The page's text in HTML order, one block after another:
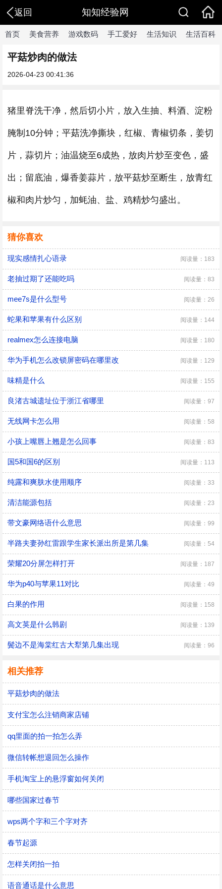
返回 知知经验网
首页 美食营养 游戏数码 手工爱好 生活知识 生活百科
平菇炒肉的做法
2026-04-23 00:41:36
猪里脊洗干净，然后切小片，放入生抽、料酒、淀粉
腌制10分钟；平菇洗净撕块，红椒、青椒切条，姜切
片，蒜切片；油温烧至6成热，放肉片炒至变色，盛
出；留底油，爆香姜蒜片，放平菇炒至断生，放青红
椒和肉片炒匀，加蚝油、盐、鸡精炒匀盛出。
猜你喜欢
现实感情扎心语录 阅读量：183
老抽过期了还能吃吗 阅读量：83
mee7s是什么型号 阅读量：26
蛇果和苹果有什么区别 阅读量：144
realmex怎么连接电脑 阅读量：180
华为手机怎么改锁屏密码在哪里改 阅读量：129
味精是什么 阅读量：155
良渚古城遗址位于浙江省哪里 阅读量：97
无线网卡怎么用 阅读量：58
小孩上嘴唇上翘是怎么回事 阅读量：83
国5和国6的区别 阅读量：113
纯露和爽肤水使用顺序 阅读量：33
清洁能源包括 阅读量：23
带文豪网络语什么意思 阅读量：99
半路夫妻孙红雷跟学生家长派出所是第几集 阅读量：54
荣耀20分屏怎样打开 阅读量：187
华为p40与苹果11对比 阅读量：49
白果的作用 阅读量：158
高文英是什么韩剧 阅读量：139
鬓边不是海棠红古大犁第几集出现 阅读量：96
相关推荐
平菇炒肉的做法
支付宝怎么注销商家店铺
qq里面的拍一拍怎么弄
微信转帐想退回怎么操作
手机淘宝上的悬浮窗如何关闭
哪些国家过春节
wps两个字和三个字对齐
春节起源
怎样关闭拍一拍
语音通话是什么意思